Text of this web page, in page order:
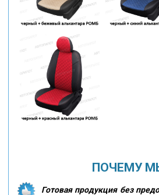
ПОЧЕМУ
Готовая продукция без